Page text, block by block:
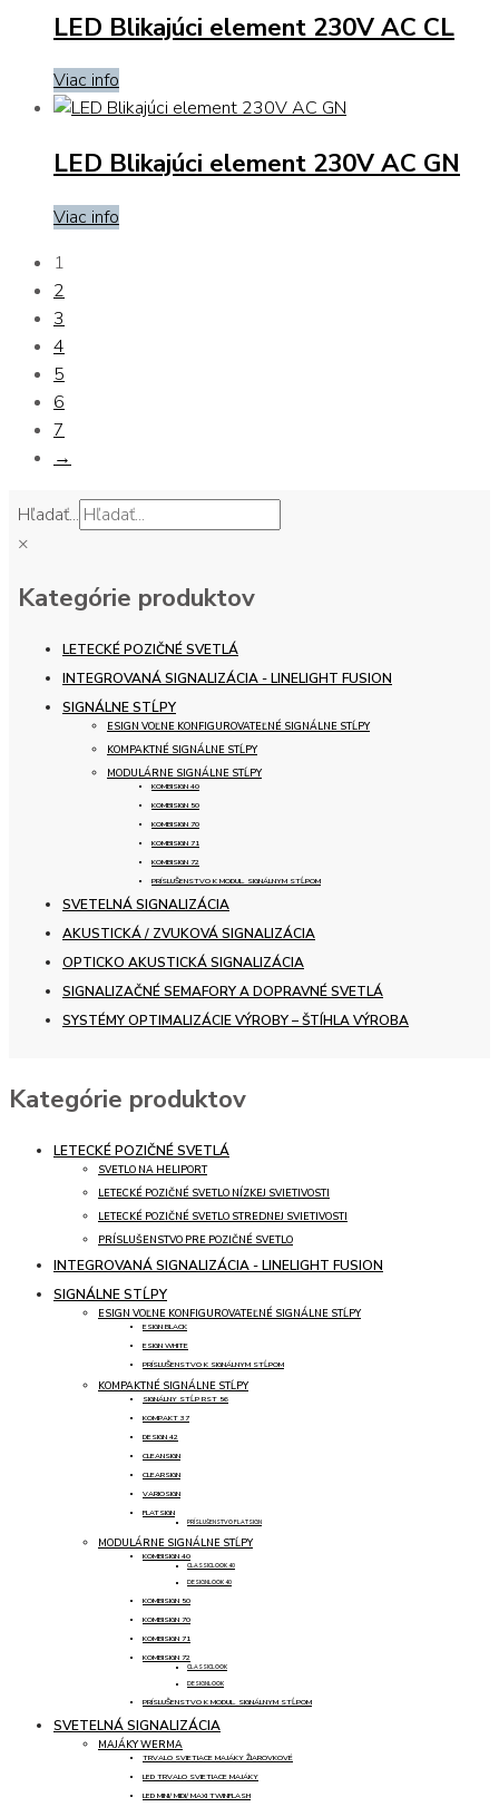
LED Blikajúci element 230V AC CL
Viac info
LED Blikajúci element 230V AC GN
Viac info
1
2
3
4
5
6
7
→
Hľadať...
×
Kategórie produktov
LETECKÉ POZIČNÉ SVETLÁ
INTEGROVANÁ SIGNALIZÁCIA - LINELIGHT FUSION
SIGNÁLNE STĹPY
ESIGN VOĽNE KONFIGUROVATEĽNÉ SIGNÁLNE STĹPY
KOMPAKTNÉ SIGNÁLNE STĹPY
MODULÁRNE SIGNÁLNE STĹPY
KOMBISIGN 40
KOMBISIGN 50
KOMBISIGN 70
KOMBISIGN 71
KOMBISIGN 72
PRÍSLUŠENSTVO K MODUL. SIGNÁLNYM STĹPOM
SVETELNÁ SIGNALIZÁCIA
AKUSTICKÁ / ZVUKOVÁ SIGNALIZÁCIA
OPTICKO AKUSTICKÁ SIGNALIZÁCIA
SIGNALIZAČNÉ SEMAFORY A DOPRAVNÉ SVETLÁ
SYSTÉMY OPTIMALIZÁCIE VÝROBY – ŠTÍHLA VÝROBA
Kategórie produktov
LETECKÉ POZIČNÉ SVETLÁ
SVETLO NA HELIPORT
LETECKÉ POZIČNÉ SVETLO NÍZKEJ SVIETIVOSTI
LETECKÉ POZIČNÉ SVETLO STREDNEJ SVIETIVOSTI
PRÍSLUŠENSTVO PRE POZIČNÉ SVETLO
INTEGROVANÁ SIGNALIZÁCIA - LINELIGHT FUSION
SIGNÁLNE STĹPY
ESIGN VOĽNE KONFIGUROVATEĽNÉ SIGNÁLNE STĹPY
ESIGN BLACK
ESIGN WHITE
PRÍSLUŠENSTVO K SIGNÁLNYM STĹPOM
KOMPAKTNÉ SIGNÁLNE STĹPY
SIGNÁLNY STĹP RST 56
KOMPAKT 37
DESIGN 42
CLEANSIGN
CLEARSIGN
VARIOSIGN
FLATSIGN
PRÍSLUŠENSTVO FLATSIGN
MODULÁRNE SIGNÁLNE STĹPY
KOMBISIGN 40
CLASSICLOOK 40
DESIGNLOOK 40
KOMBISIGN 50
KOMBISIGN 70
KOMBISIGN 71
KOMBISIGN 72
CLASSICLOOK
DESIGNLOOK
PRÍSLUŠENSTVO K MODUL. SIGNÁLNYM STĹPOM
SVETELNÁ SIGNALIZÁCIA
MAJÁKY WERMA
TRVALO SVIETIACE MAJÁKY ŽIAROVKOVÉ
LED TRVALO SVIETIACE MAJÁKY
LED MINI/ MIDI/ MAXI TWINFLASH